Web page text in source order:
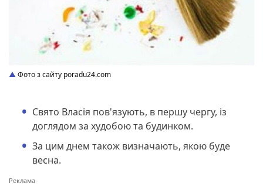
Фото з сайту poradu24.com
Свято Власія пов'язують, в першу чергу, із
доглядом за худобою та будинком.
За цим днем також визначають, якою буде
весна.